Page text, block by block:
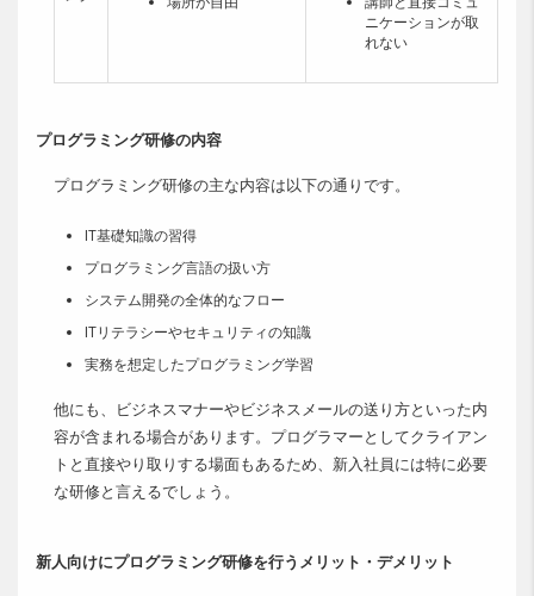
ニケーションが取
れない
プログラミング研修の内容
プログラミング研修の主な内容は以下の通りです。
IT基礎知識の習得
プログラミング言語の扱い方
システム開発の全体的なフロー
ITリテラシーやセキュリティの知識
実務を想定したプログラミング学習
他にも、ビジネスマナーやビジネスメールの送り方といった内
容が含まれる場合があります。プログラマーとしてクライアン
トと直接やり取りする場面もあるため、新入社員には特に必要
な研修と言えるでしょう。
新人向けにプログラミング研修を行うメリット・デメリット